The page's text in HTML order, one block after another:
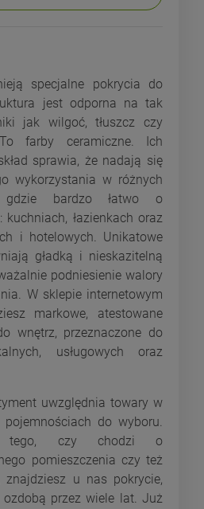
specjalne pokrycia do
jest odporna na tak
jak wilgoć, tłuszcz czy
farby ceramiczne. Ich
sprawia, że nadają się
wykorzystania w różnych
gdzie bardzo łatwo o
kuchniach, łazienkach oraz
i hotelowych. Unikatowe
gładką i nieskazitelną
podniesienie walory
W sklepie internetowym
markowe, atestowane
wnętrz, przeznaczone do
usługowych oraz
uwzględnia towary w
do wyboru.
tego, czy chodzi o
pomieszczenia czy też
znajdziesz u nas pokrycie,
ozdobą przez wiele lat. Już